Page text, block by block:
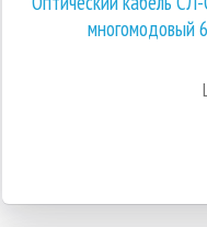
многомодовый